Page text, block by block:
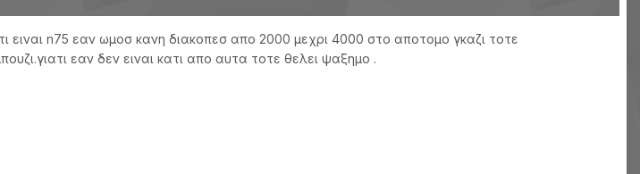
ειναι n75 εαν ωμοσ κανη διακοπεσ απο 2000 μεχρι 4000 στο αποτομο γκαζι τοτε
εαν δεν ειναι κατι απο αυτα τοτε θελει ψαξημο .